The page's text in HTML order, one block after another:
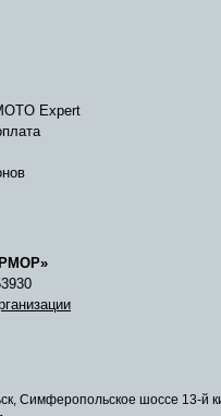
Expert
Симферопольское шоссе 13-й